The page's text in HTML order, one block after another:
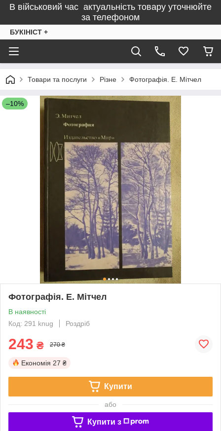
В військовий час актуальність товару уточнюйте
за телефоном
БУКІНІСТ +
Товари та послуги Різне Фотографія. Е. Мітчел
–10%
Фотографія. Е. Мітчел
В наявності
Код: 291 knug
Роздріб
243 ₴ 270 ₴
Економія 27 ₴
Купити
або
Купити з